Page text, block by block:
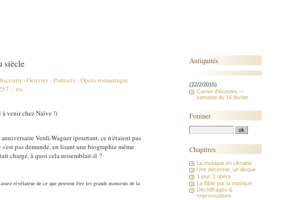
siècle
-Oeuvres-Portraits-Opéra romantique
:: rss
venir chez Naïve !)
Verdi-Wagner (pourtant, ce n'étaient pas
pas demandé, en lisant une biographie même
chargé, à quoi cela ressemblait-il ?
révélateur de ce que peuvent être les grands moments de la
Antiquités
(22/2/2015)
Carnet d'écoutes —
semaine du 16 février
Fouiner
Chapitres
La musique en Ukraine
Une décennie, un disque
1 jour, 1 opéra
La Bible par la musique
Déchiffrages &
Improvisations